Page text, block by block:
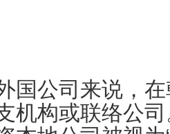
国公司来说，
机构或联络公